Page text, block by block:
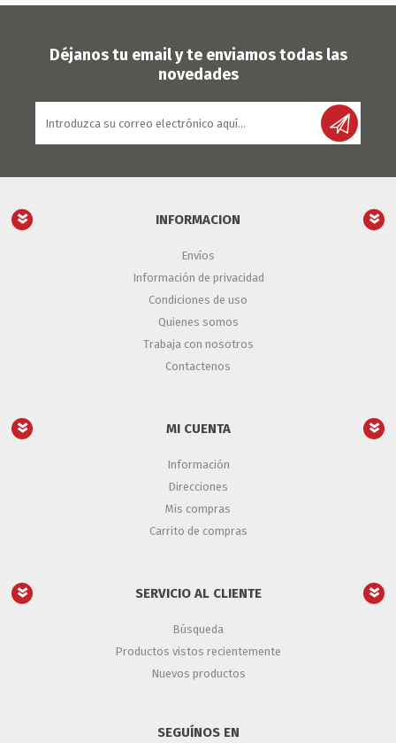
Déjanos tu email y te enviamos todas las
novedades
INFORMACION
Envíos
Información de privacidad
Condiciones de uso
Quienes somos
Trabaja con nosotros
Contactenos
MI CUENTA
Información
Direcciones
Mis compras
Carrito de compras
SERVICIO AL CLIENTE
Búsqueda
Productos vistos recientemente
Nuevos productos
SEGUÍNOS EN